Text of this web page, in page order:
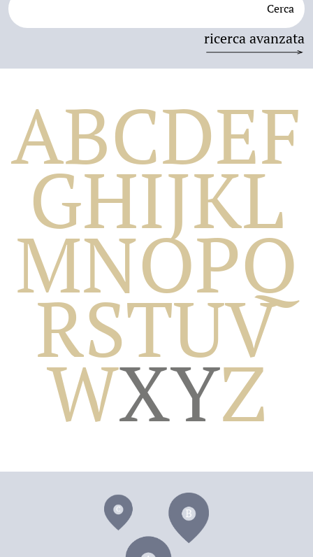
Cerca
ricerca avanzata
Biografico
ABCDEF
GHIJKL
MNOPQ
RSTUV
WXYZ